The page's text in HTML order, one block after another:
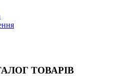
ТОВАРІВ